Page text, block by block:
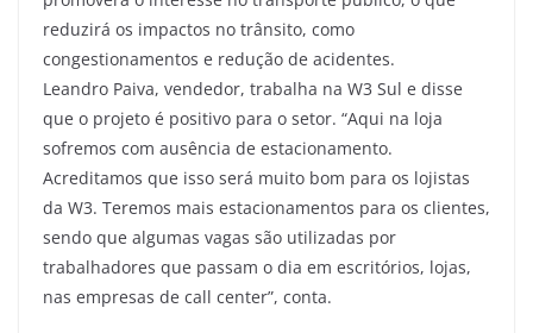
reduzirá os impactos no trânsito, como
congestionamentos e redução de acidentes.
Leandro Paiva, vendedor, trabalha na W3 Sul e disse
que o projeto é positivo para o setor. “Aqui na loja
sofremos com ausência de estacionamento.
Acreditamos que isso será muito bom para os lojistas
da W3. Teremos mais estacionamentos para os clientes,
sendo que algumas vagas são utilizadas por
trabalhadores que passam o dia em escritórios, lojas,
nas empresas de call center”, conta.